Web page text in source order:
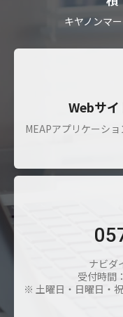
キヤノンマ
Webサ
MEAPアプリケーシ
ナビダ
受付時間
※ 土曜日・日曜日・